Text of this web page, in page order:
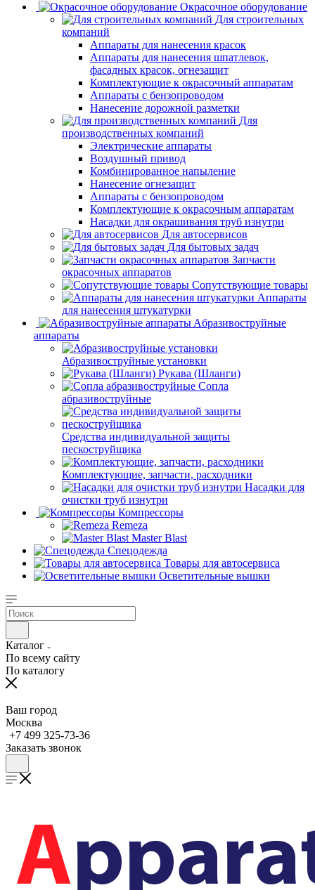
Окрасочное оборудование
Для строительных
компаний
Аппараты для нанесения красок
Аппараты для нанесения шпатлевок,
фасадных красок, огнезащит
Комплектующие к окрасочный аппаратам
Аппараты с бензопроводом
Нанесение дорожной разметки
Для
производственных компаний
Электрические аппараты
Воздушный привод
Комбинированное напыление
Нанесение огнезащит
Аппараты с бензопроводом
Комплектующие к окрасочным аппаратам
Насадки для окрашивания труб изнутри
Для автосервисов
Для бытовых задач
Запчасти
окрасочных аппаратов
Сопутствующие товары
Аппараты
для нанесения штукатурки
Aбразивоструйные
аппараты
Абразивоструйные установки
Рукава (Шланги)
Сопла
абразивоструйные
Средства индивидуальной защиты
пескоструйщика
Комплектующие, запчасти, расходники
Насадки для
очистки труб изнутри
Компрессоры
Remeza
Master Blast
Спецодежда
Товары для автосервиса
Осветительные вышки
Каталог
По всему сайту
По каталогу
Ваш город
Москва
+7 499 325-73-36
Заказать звонок